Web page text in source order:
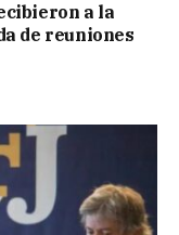
a la
de reuniones